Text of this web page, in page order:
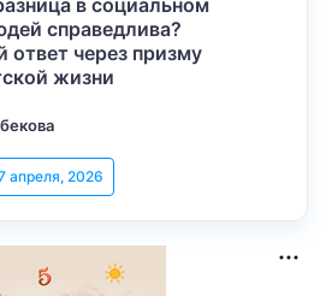
в социальном
справедлива?
ответ через призму
жизни
апреля, 2026